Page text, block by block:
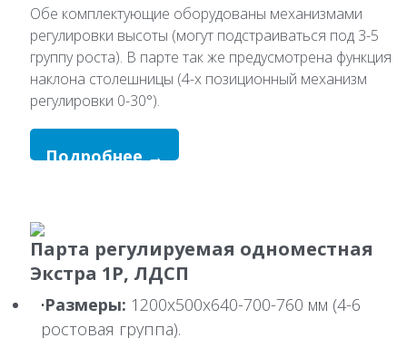
Обе комплектующие оборудованы механизмами
регулировки высоты (могут подстраиваться под 3-5
группу роста). В парте так же предусмотрена функция
наклона столешницы (4-х позиционный механизм
регулировки 0-30°).
Подробнее →
Парта регулируемая одноместная
Экстра 1Р, ЛДСП
Размеры: 1200х500х640-700-760 мм (4-6
ростовая группа).